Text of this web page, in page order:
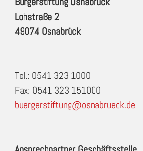
Lohstraße 2
49074 Osnabrück
Tel.: 0541 323 1000
Fax: 0541 323 151000
buergerstiftung@osnabrueck.de